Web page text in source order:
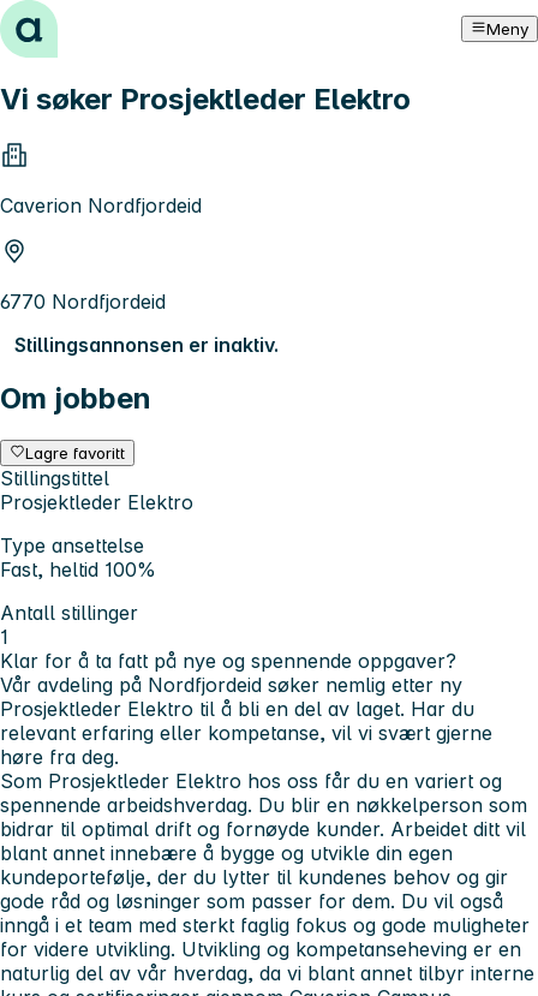
Hopp til innhold Meny
Vi søker Prosjektleder Elektro
Caverion Nordfjordeid
6770 Nordfjordeid
Stillingsannonsen er inaktiv.
Om jobben
Lagre favoritt
Stillingstittel
Prosjektleder Elektro
Type ansettelse
Fast, heltid 100%
Antall stillinger
1
Klar for å ta fatt på nye og spennende oppgaver?
Vår avdeling på Nordfjordeid søker nemlig etter ny
Prosjektleder Elektro til å bli en del av laget. Har du
relevant erfaring eller kompetanse, vil vi svært gjerne
høre fra deg.
Som Prosjektleder Elektro hos oss får du en variert og
spennende arbeidshverdag. Du blir en nøkkelperson som
bidrar til optimal drift og fornøyde kunder. Arbeidet ditt vil
blant annet innebære å bygge og utvikle din egen
kundeportefølje, der du lytter til kundenes behov og gir
gode råd og løsninger som passer for dem. Du vil også
inngå i et team med sterkt faglig fokus og gode muligheter
for videre utvikling. Utvikling og kompetanseheving er en
naturlig del av vår hverdag, da vi blant annet tilbyr interne